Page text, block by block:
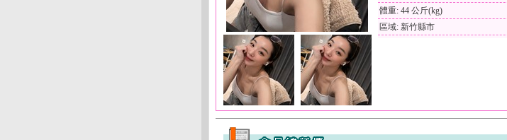
體重: 44 公斤(kg)
區域: 新竹縣市